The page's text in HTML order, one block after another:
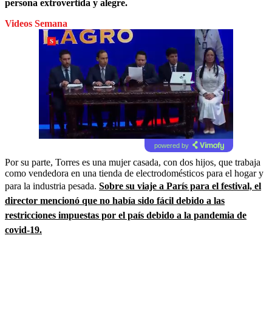
persona extrovertida y alegre.
Videos Semana
powered by
Por su parte, Torres es una mujer casada, con dos hijos, que trabaja
como vendedora en una tienda de electrodomésticos para el hogar y
para la industria pesada. Sobre su viaje a París para el festival, el
director mencionó que no había sido fácil debido a las
restricciones impuestas por el país debido a la pandemia de
covid-19.